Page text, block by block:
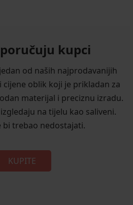
kupci
od naših najprodavanijih
cijene oblik koji je prikladan za
materijal i preciznu izradu.
na tijelu kao saliveni.
bi trebao nedostajati.
KUPITE